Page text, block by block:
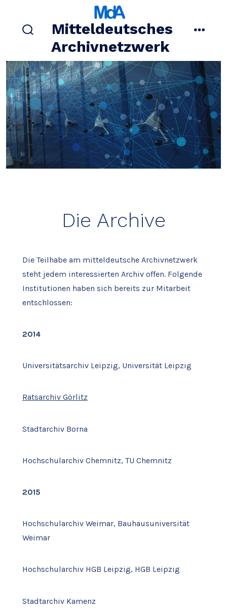
springen
ein-/ausblenden
Mitteldeutsches
Archivnetzwerk
Die Archive
Die Teilhabe am mitteldeutsche Archivnetzwerk
steht jedem interessierten Archiv offen. Folgende
Institutionen haben sich bereits zur Mitarbeit
entschlossen:
2014
Universitätsarchiv Leipzig, Universität Leipzig
Ratsarchiv Görlitz
Stadtarchiv Borna
Hochschularchiv Chemnitz, TU Chemnitz
2015
Hochschularchiv Weimar, Bauhausuniversität
Weimar
Hochschularchiv HGB Leipzig, HGB Leipzig
Stadtarchiv Kamenz